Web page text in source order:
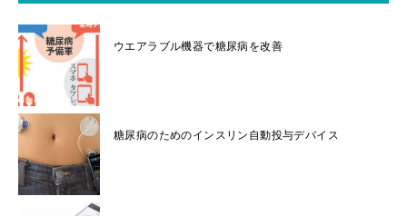
ウエアラブル機器で糖尿病を改善
糖尿病のためのインスリン自動投与デバイス